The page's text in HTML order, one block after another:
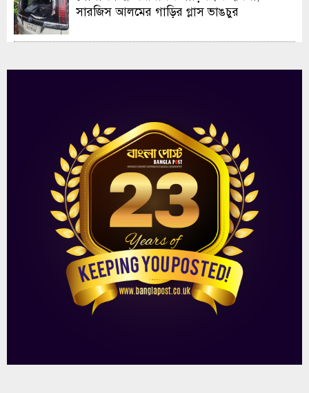
সারজিস আলমের গাড়ির গ্লাস ভাঙচুর